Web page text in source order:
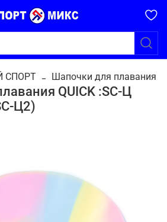
СПОРТ Шапочки для плавания
QUICK :SC-Ц
Ц2)